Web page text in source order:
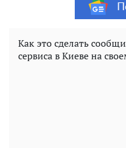
Как это сделать
сервиса в Киеве на